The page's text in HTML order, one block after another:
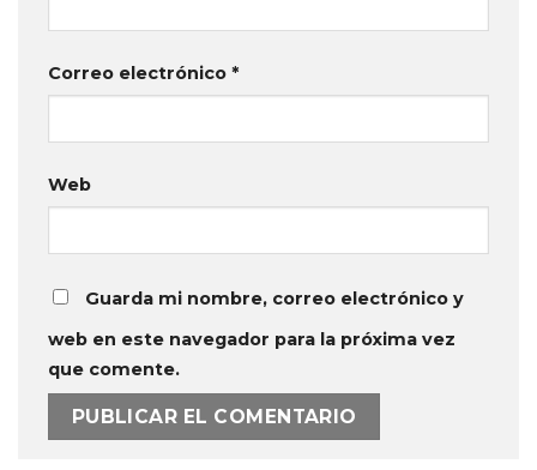
Correo electrónico *
Web
Guarda mi nombre, correo electrónico y
web en este navegador para la próxima vez
que comente.